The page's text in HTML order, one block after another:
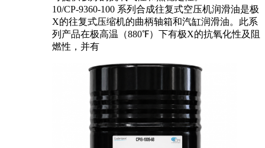
10/CP-9360-100 系列合成往复式空压机润滑油是极
X的往复式压缩机的曲柄轴箱和汽缸润滑油。此系
列产品在极高温（880℉）下有极X的抗氧化性及阻
燃性，并有